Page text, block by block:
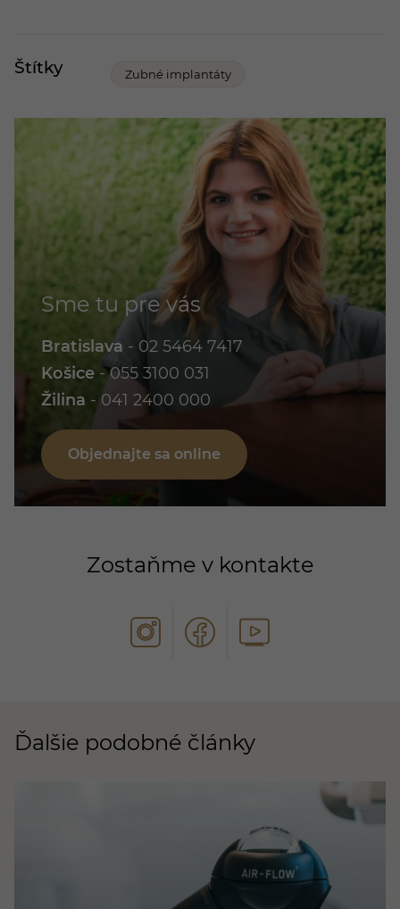
Štítky Zubné implantáty
Sme tu pre vás
Bratislava - 02 5464 7417
Košice -055 3100 031
Žilina - 041 2400 000
Objednajte sa online
Zostaňme v kontakte
Ďalšie podobné články